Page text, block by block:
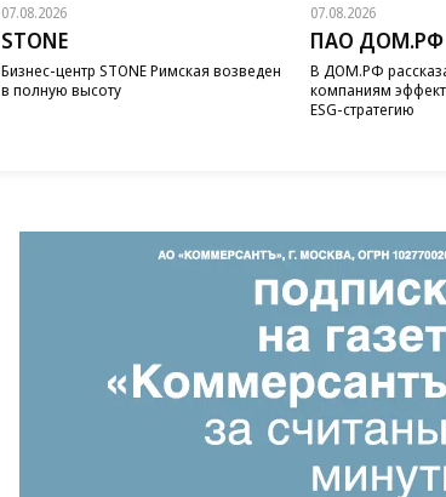
07.08.2026
STONE
Бизнес-центр STONE Римская возведен
в полную высоту
07.08.2026
ПАО ДОМ.РФ
В ДОМ.РФ
компаниям
ESG-стратегию